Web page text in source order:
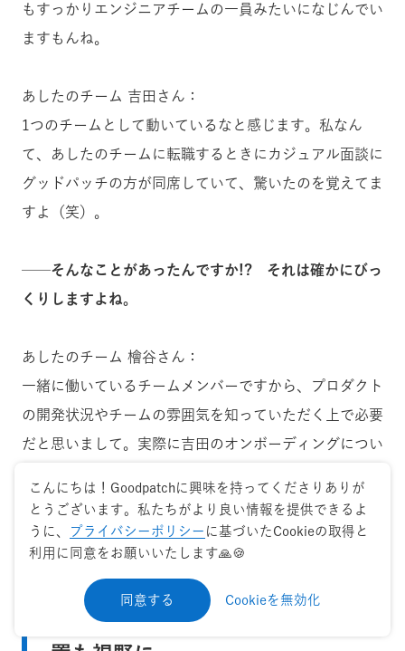
もすっかりエンジニアチームの一員みたいになじんでい
ますもんね。
あしたのチーム 吉田さん：
1つのチームとして動いているなと感じます。私なん
て、あしたのチームに転職するときにカジュアル面談に
グッドパッチの方が同席していて、驚いたのを覚えてま
すよ（笑）。
──そんなことがあったんですか!? それは確かにびっ
くりしますよね。
あしたのチーム 檜谷さん：
一緒に働いているチームメンバーですから、プロダクト
の開発状況やチームの雰囲気を知っていただく上で必要
だと思いまして。実際に吉田のオンボーディングについ
部分も多いです。
プロジェクトを通じてデザインの重
要性を認識、ゆくゆくはCDOの設
こんにちは！Goodpatchに興味を持ってくださりありが
とうございます。私たちがより良い情報を提供できるよ
うに、
プライバシーポリシー に基づいたCookieの取得と
利用に同意をお願いいたします🙏🍪
同意する Cookieを無効化